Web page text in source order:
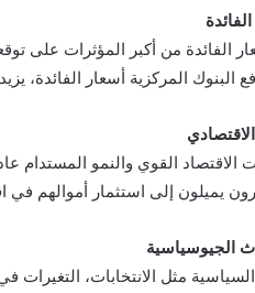
الفائدة من أكبر المؤثرات على
البنوك المركزية أسعار الفائدة،
الاقتصاد القوي والنمو المستدام
يميلون إلى استثمار أموالهم في
مثل الانتخابات،